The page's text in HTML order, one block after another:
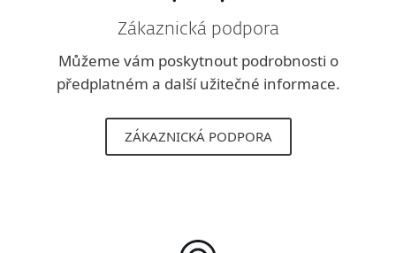
Zákaznická podpora
Můžeme vám poskytnout podrobnosti o
předplatném a další užitečné informace.
ZÁKAZNICKÁ PODPORA